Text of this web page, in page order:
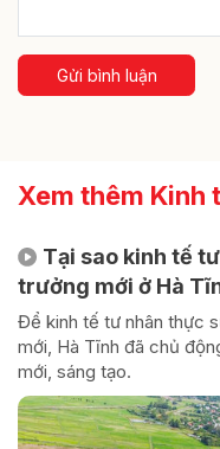
Gửi bình luận
Xem thêm Kinh
Tại sao kinh tế
trưởng mới ở Hà
Để kinh tế tư nhân thực
mới, Hà Tĩnh đã chủ
mới, sáng tạo.